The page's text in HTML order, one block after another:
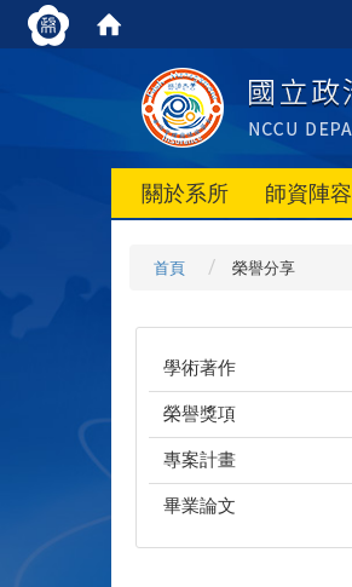
關於系所 師資陣容
首頁 榮譽分享
學術著作
榮譽獎項
專案計畫
畢業論文